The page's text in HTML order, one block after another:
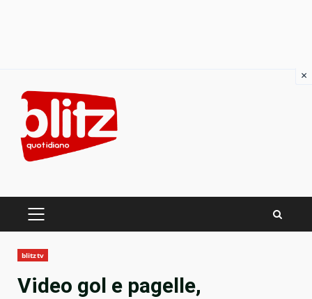
content
PRIMARY
blitztv
Video gol e pagelle,
×